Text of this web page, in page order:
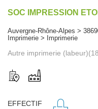
SOC IMPRESSION
Auvergne-Rhône-Alpes >
Imprimerie > Imprimerie
Autre imprimerie
EFFECTIF